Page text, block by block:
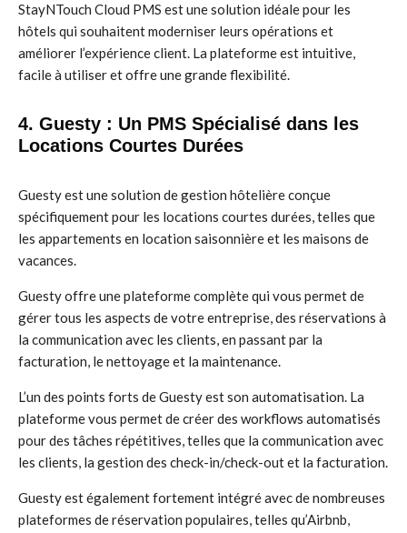
StayNTouch Cloud PMS est une solution idéale pour les
hôtels qui souhaitent moderniser leurs opérations et
améliorer l’expérience client. La plateforme est intuitive,
facile à utiliser et offre une grande flexibilité.
4. Guesty : Un PMS Spécialisé dans les
Locations Courtes Durées
Guesty est une solution de gestion hôtelière conçue
spécifiquement pour les locations courtes durées, telles que
les appartements en location saisonnière et les maisons de
vacances.
Guesty offre une plateforme complète qui vous permet de
gérer tous les aspects de votre entreprise, des réservations à
la communication avec les clients, en passant par la
facturation, le nettoyage et la maintenance.
L’un des points forts de Guesty est son automatisation. La
plateforme vous permet de créer des workflows automatisés
pour des tâches répétitives, telles que la communication avec
les clients, la gestion des check-in/check-out et la facturation.
Guesty est également fortement intégré avec de nombreuses
plateformes de réservation populaires, telles qu’Airbnb,